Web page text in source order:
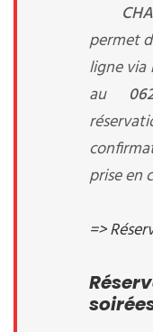
permet
ligne
au
prise en
=>